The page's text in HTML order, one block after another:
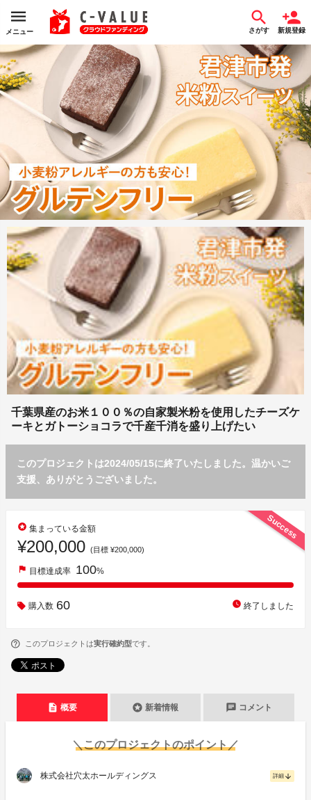
メニュー さがす 新規登録
千葉県産のお米１００％の自家製米粉を使用したチーズケ
ーキとガトーショコラで千産千消を盛り上げたい
このプロジェクトは2024/05/15に終了いたしました。温かいご
支援、ありがとうございました。
Success
stars 集まっている金額
¥200,000 (目標 ¥200,000)
flag 目標達成率 100%
購入数 60 watch_later 終了しました
このプロジェクトは実行確約型です。
description 概要 stars 新着情報 chat コメント
＼このプロジェクトのポイント／
株式会社穴太ホールディングス 詳細 arrow_downward